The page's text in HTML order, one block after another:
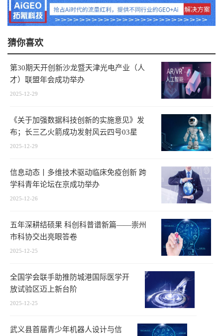
猜你喜欢
第30期天开创新沙龙暨天津光电产业（人
才）联盟年会成功举办
2025-12-29
《关于加强数据科技创新的实施意见》发
布；长三乙火箭成功发射风云四号03星
2025-12-29
信息动态丨多维技术驱动临床免疫创新 跨
学科青年论坛在京成功举办
2025-12-26
五年深耕结硕果 科创科普谱新篇——崇州
市科协交出亮眼答卷
2025-12-25
全国学会联手助推防城港国际医学开
放试验区迈上新台阶
2025-12-25
武义县首届青少年机器人设计与信